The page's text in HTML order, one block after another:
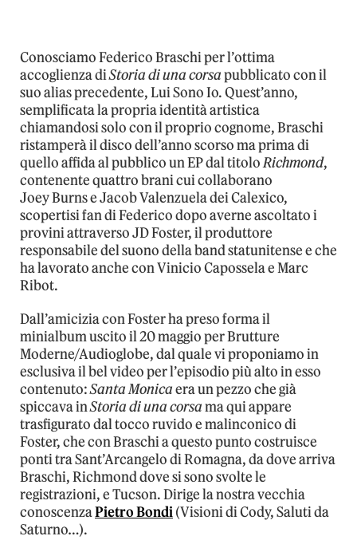
Conosciamo Federico Braschi per l’ottima
accoglienza diStoria di una corsapubblicato con il
suo alias precedente, Lui Sono Io. Quest’anno,
semplificata la propria identità artistica
chiamandosi solo con il proprio cognome, Braschi
ristamperà il disco dell’anno scorso ma prima di
quello affida al pubblico un EP dal titoloRichmond,
contenente quattro brani cui collaborano
Joey Burns e Jacob Valenzuela dei Calexico,
scopertisi fan di Federico dopo averne ascoltato i
provini attraverso JD Foster, il produttore
responsabile del suono della band statunitense e che
ha lavorato anche con Vinicio Capossela e Marc
Ribot.
Dall’amicizia con Foster ha preso forma il
minialbum uscito il 20 maggio per Brutture
Moderne/Audioglobe, dal quale vi proponiamo in
esclusiva il bel video per l’episodio più alto in esso
contenuto:Santa Monicaera un pezzo che già
spiccava inStoria di una corsama qui appare
trasfigurato dal tocco ruvido e malinconico di
Foster, che con Braschi a questo punto costruisce
ponti tra Sant’Arcangelo di Romagna, da dove arriva
Braschi, Richmond dove si sono svolte le
registrazioni, e Tucson. Dirige la nostra vecchia
conoscenzaPietro Bondi(Visioni di Cody, Saluti da
Saturno…).